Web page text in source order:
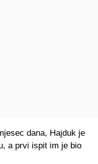
dana, Hajduk je
a prvi ispit im je bio